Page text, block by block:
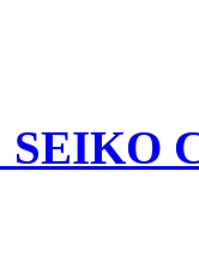
SEIKO